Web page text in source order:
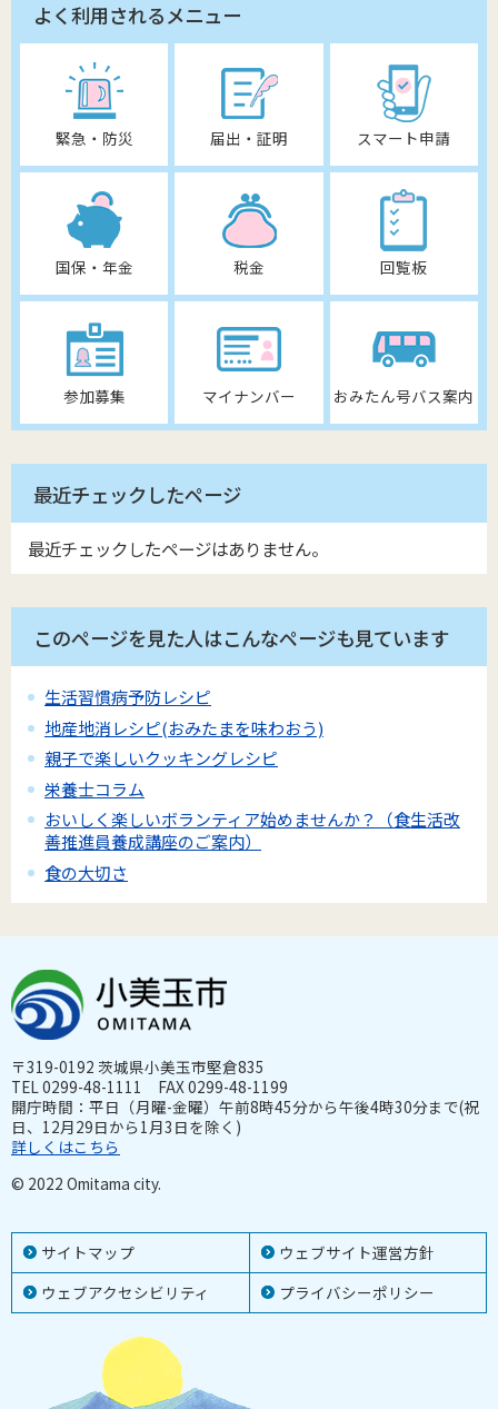
よく利用されるメニュー
緊急・防災 届出・証明 スマート申請
国保・年金 税金 回覧板
参加募集 マイナンバー おみたん号バス案内
最近チェックしたページ
最近チェックしたページはありません。
このページを見た人はこんなページも見ています
生活習慣病予防レシピ
地産地消レシピ(おみたまを味わおう)
親子で楽しいクッキングレシピ
栄養士コラム
おいしく楽しいボランティア始めませんか？（食生活改
善推進員養成講座のご案内）
食の大切さ
サイトマップ
ウェブサイト運営方針
ウェブアクセシビリティ
プライバシーポリシー
〒319-0192 茨城県小美玉市堅倉835
TEL 0299-48-1111 FAX 0299-48-1199
開庁時間：平日（月曜-金曜）午前8時45分から午後4時30分まで(祝
日、12月29日から1月3日を除く)
詳しくはこちら
© 2022 Omitama city.